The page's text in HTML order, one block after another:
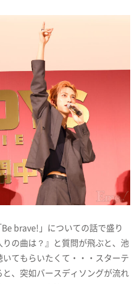
brave!」についての話で盛り
の曲は？』と質問が飛ぶと、池
てもらいたくて・・・スターテ
、突如バースディソングが流れ